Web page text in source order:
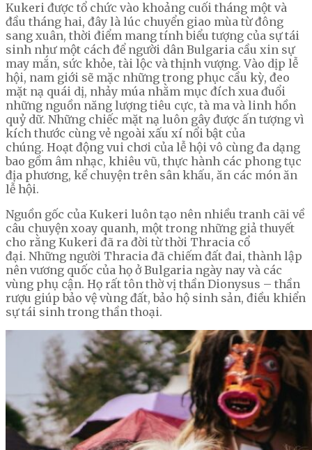
Kukeri được tổ chức vào khoảng cuối tháng một và
đầu tháng hai, đây là lúc chuyển giao mùa từ đông
sang xuân, thời điểm mang tính biểu tượng của sự tái
sinh như một cách để người dân Bulgaria cầu xin sự
may mắn, sức khỏe, tài lộc và thịnh vượng. Vào dịp lễ
hội, nam giới sẽ mặc những trong phục cầu kỳ, đeo
mặt nạ quái dị, nhảy múa nhằm mục đích xua đuổi
những nguồn năng lượng tiêu cực, tà ma và linh hồn
quỷ dữ. Những chiếc mặt nạ luôn gây được ấn tượng vì
kích thước cùng vẻ ngoài xấu xí nổi bật của
chúng. Hoạt động vui chơi của lễ hội vô cùng đa dạng
bao gồm âm nhạc, khiêu vũ, thực hành các phong tục
địa phương, kể chuyện trên sân khấu, ăn các món ăn
lễ hội.
Nguồn gốc của Kukeri luôn tạo nên nhiều tranh cãi về
câu chuyện xoay quanh, một trong những giả thuyết
cho rằng Kukeri đã ra đời từ thời Thracia cổ
đại. Những người Thracia đã chiếm đất đai, thành lập
nên vương quốc của họ ở Bulgaria ngày nay và các
vùng phụ cận. Họ rất tôn thờ vị thần Dionysus – thần
rượu giúp bảo vệ vùng đất, bảo hộ sinh sản, điều khiển
sự tái sinh trong thần thoại.